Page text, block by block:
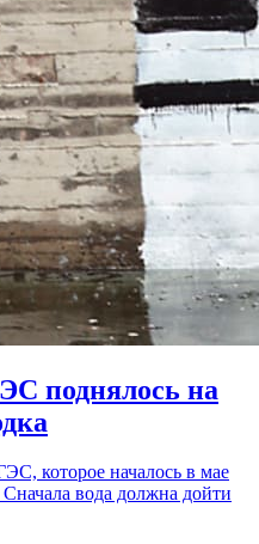
поднялось на
которое началось в мае
вода должна дойти